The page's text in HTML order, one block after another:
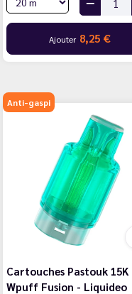
Ajouter 8,25 €
Anti-gaspi
Cartouches Pastouk 15K
Wpuff Fusion - Liquideo